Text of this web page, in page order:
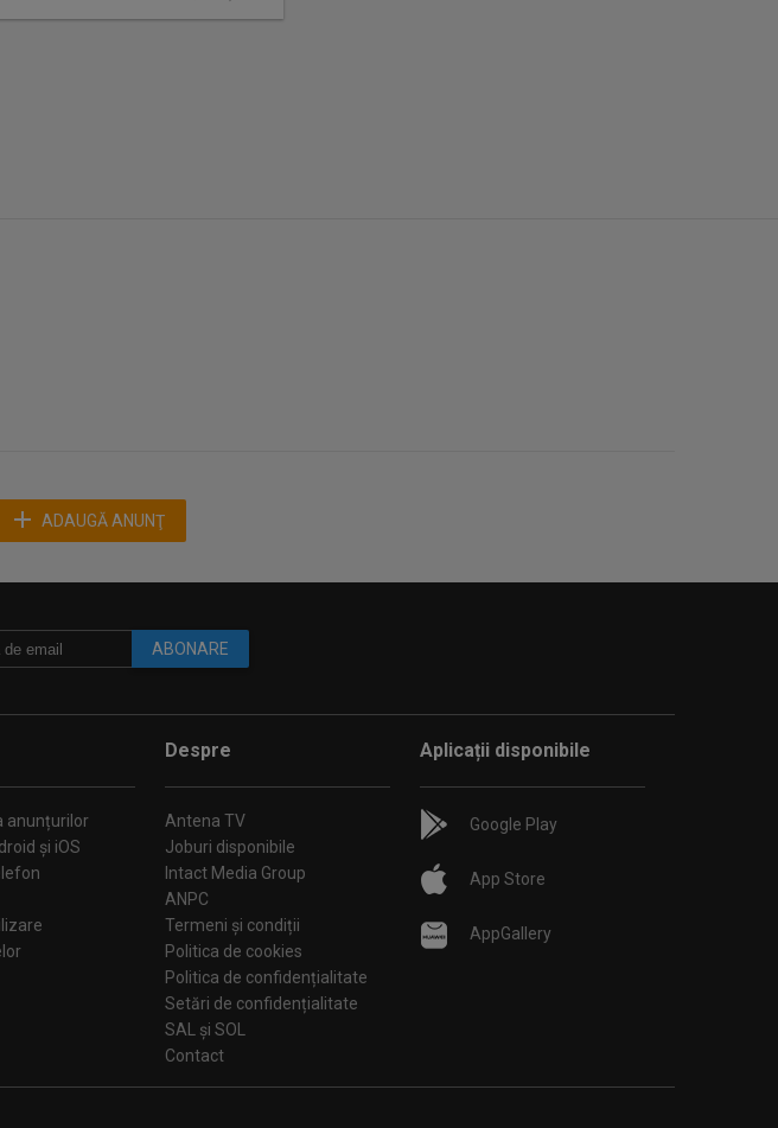
ADAUGĂ ANUNŢ
ABONARE
anunțurilor
și iOS
Despre
Antena TV
Joburi disponibile
Intact Media Group
ANPC
Termeni și condiții
Politica de cookies
Politica de confidențialitate
Setări de confidențialitate
SAL și SOL
Contact
Aplicații disponibile
Google Play
App Store
AppGallery